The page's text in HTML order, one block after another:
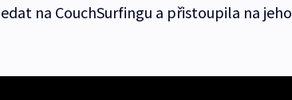
na CouchSurfingu a přistoupila na jeho